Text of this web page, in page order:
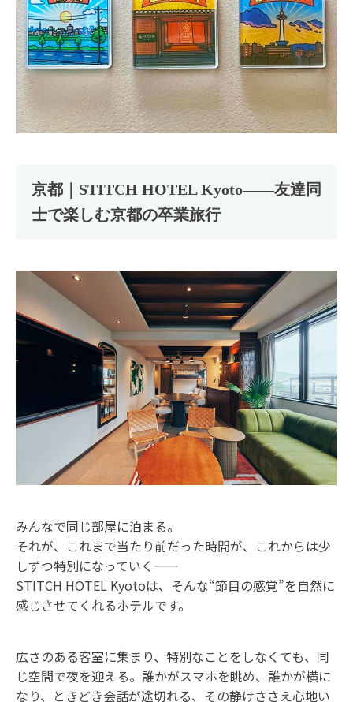
京都｜STITCH HOTEL Kyoto――友達同
士で楽しむ京都の卒業旅行
みんなで同じ部屋に泊まる。
それが、これまで当たり前だった時間が、これからは少
しずつ特別になっていく——
STITCH HOTEL Kyotoは、そんな“節目の感覚”を自然に
感じさせてくれるホテルです。
広さのある客室に集まり、特別なことをしなくても、同
じ空間で夜を迎える。誰かがスマホを眺め、誰かが横に
なり、ときどき会話が途切れる、その静けささえ心地い